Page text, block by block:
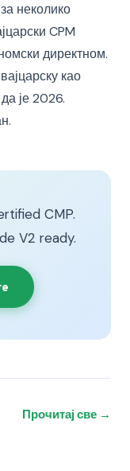
неколико
CPM
директном.
као
је 2026.
CMP.
V2 ready.
Прочитај све →